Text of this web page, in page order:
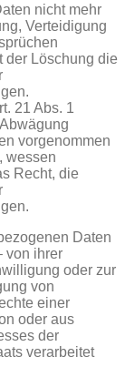
nicht mehr
Verteidigung
der Löschung die
21 Abs. 1
vorgenommen
wessen
Recht, die
Daten
von ihrer
oder zur
von
einer
oder aus
der
verarbeitet